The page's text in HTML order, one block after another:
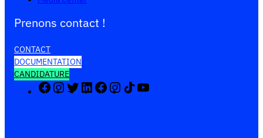
Prenons contact !
CONTACT
DOCUMENTATION
CANDIDATURE
F
I
X
L
F
I
T